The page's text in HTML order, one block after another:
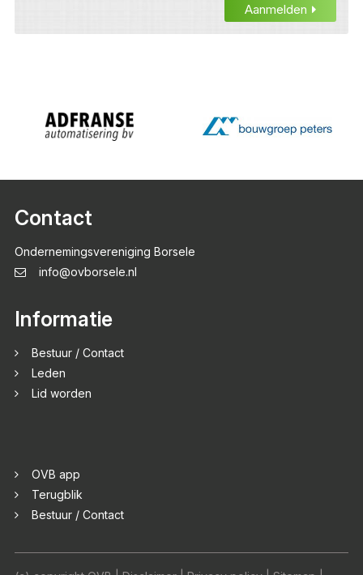
Aanmelden
Contact
Ondernemingsvereniging Borsele
info@ovborsele.nl
Informatie
Bestuur / Contact
Leden
Lid worden
OVB app
Terugblik
Bestuur / Contact